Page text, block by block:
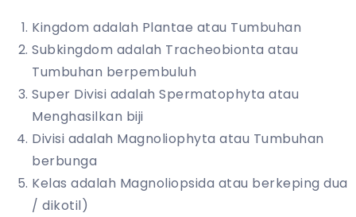
Kingdom adalah Plantae atau Tumbuhan
Subkingdom adalah Tracheobionta atau
Tumbuhan berpembuluh
Super Divisi adalah Spermatophyta atau
Menghasilkan biji
Divisi adalah Magnoliophyta atau Tumbuhan
berbunga
Kelas adalah Magnoliopsida atau berkeping dua
/ dikotil)